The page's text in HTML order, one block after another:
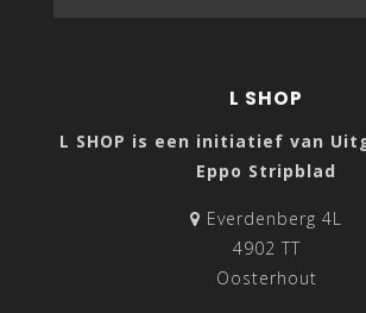
L SHOP
L SHOP is een initiatief van
Eppo Stripblad
Everdenberg 4L
4902 TT
Oosterhout